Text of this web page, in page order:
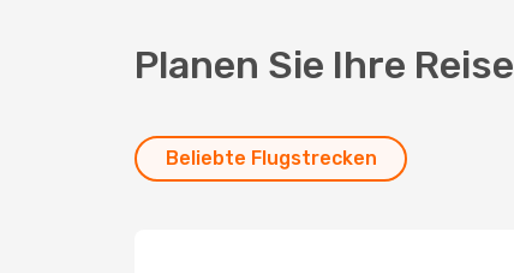
Planen Sie Ihre Reise
Beliebte Flugstrecken